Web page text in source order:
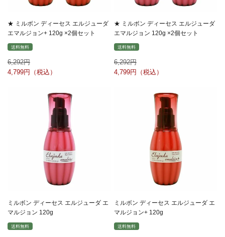
★ ミルボン ディーセス エルジューダ
エマルジョン+ 120g ×2個セット
送料無料
6,292
4,799
★ ミルボン ディーセス エルジューダ
エマルジョン 120g ×2個セット
送料無料
6,292
4,799
ミルボン ディーセス エルジューダ エ
マルジョン 120g
送料無料
ミルボン ディーセス エルジューダ エ
マルジョン+ 120g
送料無料